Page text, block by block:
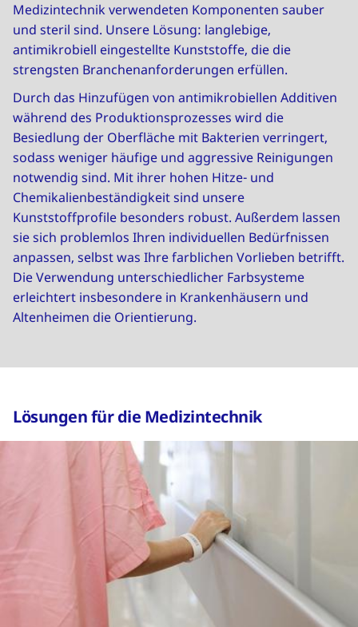
Medizintechnik verwendeten Komponenten sauber
und steril sind. Unsere Lösung: langlebige,
antimikrobiell eingestellte Kunststoffe, die die
strengsten Branchenanforderungen erfüllen.
Durch das Hinzufügen von antimikrobiellen Additiven
während des Produktionsprozesses wird die
Besiedlung der Oberfläche mit Bakterien verringert,
sodass weniger häufige und aggressive Reinigungen
notwendig sind. Mit ihrer hohen Hitze- und
Chemikalienbeständigkeit sind unsere
Kunststoffprofile besonders robust. Außerdem lassen
sie sich problemlos Ihren individuellen Bedürfnissen
anpassen, selbst was Ihre farblichen Vorlieben betrifft.
Die Verwendung unterschiedlicher Farbsysteme
erleichtert insbesondere in Krankenhäusern und
Altenheimen die Orientierung.
Lösungen für die Medizintechnik